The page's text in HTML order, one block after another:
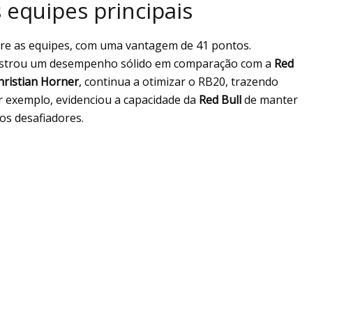
principais
as equipes, com uma vantagem de 41 pontos.
um desempenho sólido em comparação com a Red
Horner, continua a otimizar o RB20, trazendo
evidenciou a capacidade da Red Bullde manter
desafiadores.